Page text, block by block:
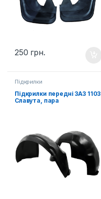
250 грн.
Підкрилки
Підкрилки передні ЗАЗ 1103
Славута, пара